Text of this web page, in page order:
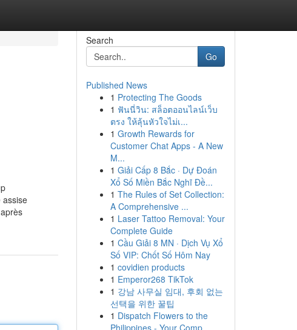
assise
Search
Go
Published News
1 Protecting The Goods
1 ฟันนี่วิน: สล็อตออนไลน์เว็บ
ตรง ให้ลุ้นหัวใจไม่เ...
1 Growth Rewards for
Customer Chat Apps - A New
M...
1 Giải Cấp 8 Bắc · Dự Đoán
Xổ Số Miền Bắc Nghĩ Đề...
1 The Rules of Set Collection:
A Comprehensive ...
1 Laser Tattoo Removal: Your
Complete Guide
1 Cầu Giải 8 MN · Dịch Vụ Xổ
Số VIP: Chốt Số Hôm Nay
1 covidien products
1 Emperor268 TikTok
1 강남 사무실 임대, 후회 없는
선택을 위한 꿀팁
1 Dispatch Flowers to the
Philippines - Your Comp...